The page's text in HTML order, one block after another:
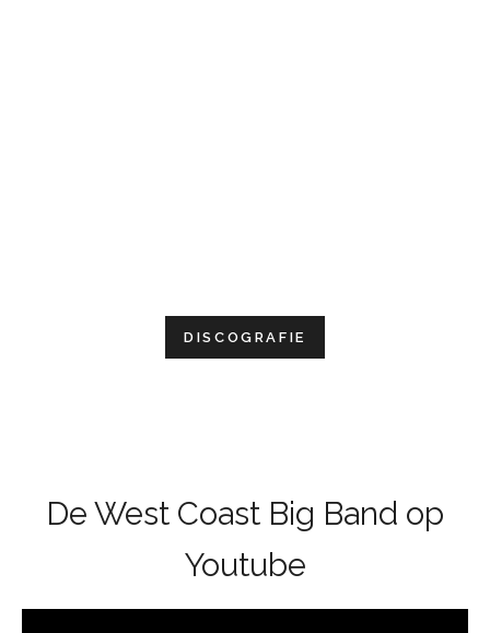
DISCOGRAFIE
De West Coast Big Band op
Youtube